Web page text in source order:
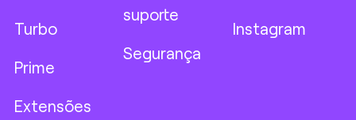
Turbo
Prime
Extensões
suporte
Segurança
Instagram